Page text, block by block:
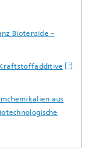
Biotenside –
aus